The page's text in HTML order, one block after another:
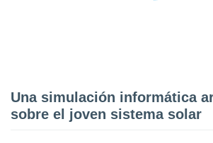
cookies
aceptar
Una simulación informática
sobre el joven sistema solar